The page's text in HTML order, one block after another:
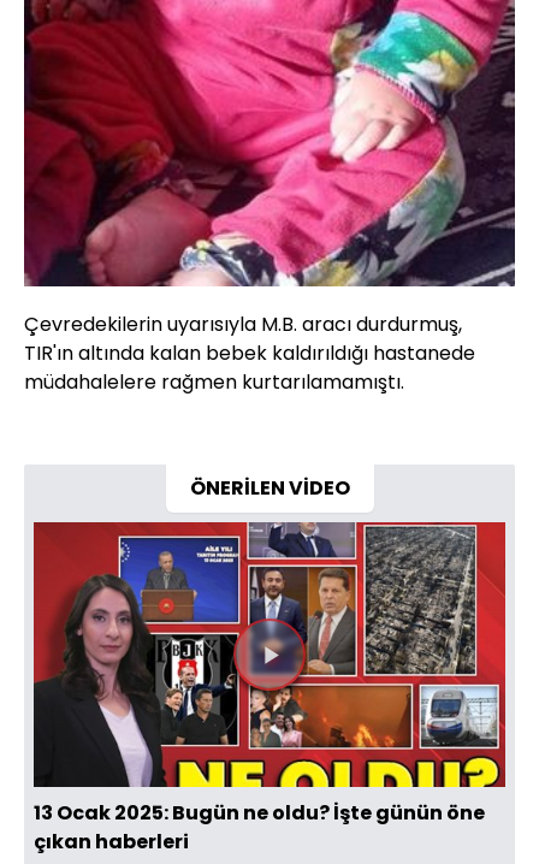
Çevredekilerin uyarısıyla M.B. aracı durdurmuş,
TIR'ın altında kalan bebek kaldırıldığı hastanede
müdahalelere rağmen kurtarılamamıştı.
ÖNERİLEN VİDEO
Videoyu
Oynat
13 Ocak 2025: Bugün ne oldu? İşte günün öne
çıkan haberleri